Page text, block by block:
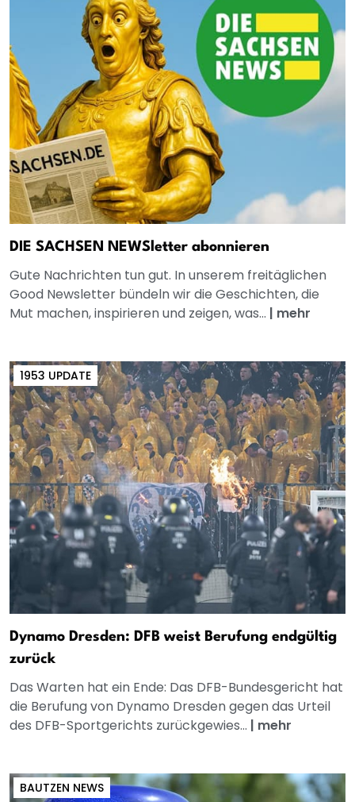
DIE SACHSEN NEWSletter abonnieren
Gute Nachrichten tun gut. In unserem freitäglichen
Good Newsletter bündeln wir die Geschichten, die
Mut machen, inspirieren und zeigen, was... | mehr
1953 UPDATE
Dynamo Dresden: DFB weist Berufung endgültig
zurück
Das Warten hat ein Ende: Das DFB-Bundesgericht hat
die Berufung von Dynamo Dresden gegen das Urteil
des DFB-Sportgerichts zurückgewies... | mehr
BAUTZEN NEWS